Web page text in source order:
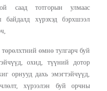
саад тотгорын улмаас
хүрэхэд бэрхшээл
өмнө тулгарч буй
охид, түүний дотор
орнууд дахь эмэгтэйчүүд,
хүрээлэн буй орчны